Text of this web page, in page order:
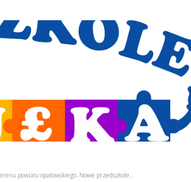
powiatu opatowskiego. Nowe przedszkole...